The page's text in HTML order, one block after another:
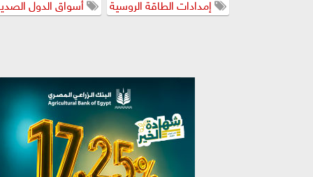
إمدادات الطاقة الروسية أسواق الدول